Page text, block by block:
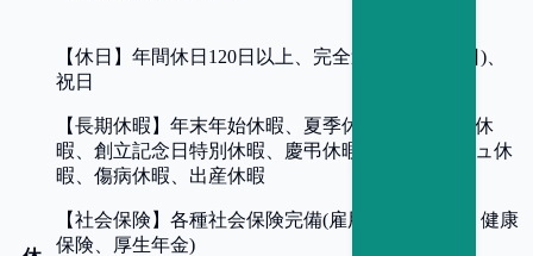
【休日 】 年間休日120日以上、完全週休2日制(土日)、
祝日
【長期休暇 】 年末年始休暇、夏季休暇、年次有給休
暇、創立記念日特別休暇、慶弔休暇、リフレッシュ休
暇、傷病休暇、出産休暇
【社会保険 】 各種社会保険完備(雇用保険、労災、健康
保険、厚生年金)